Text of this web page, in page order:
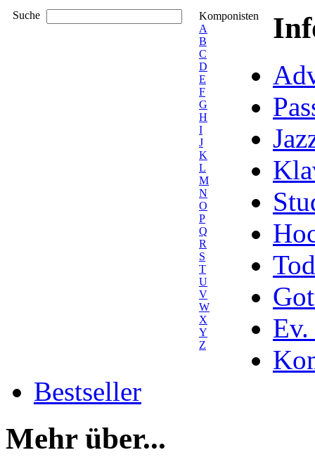
Suche
Komponisten
A
B
C
D
E
F
G
H
I
J
K
L
M
N
O
P
Q
R
S
T
U
V
W
X
Y
Z
Ev.
Bestseller
Mehr über...